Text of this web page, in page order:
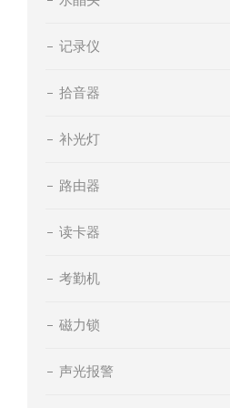
记录仪
拾音器
补光灯
路由器
读卡器
考勤机
磁力锁
声光报警